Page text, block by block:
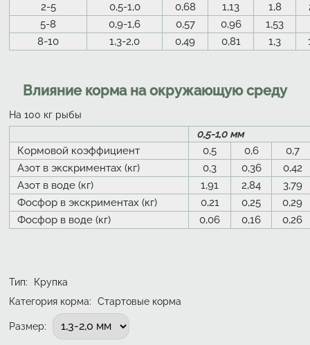
2-5 0,5-1,0 0,68 1,13 1,8
5-8
0,9-1,6 0,57 0,96
1,53
8-10
1,3-2,0 0,49 0,81 1,3
Влияние корма на окружающую среду
На 100 кг рыбы
0,5-1,0 мм
Кормовой коэффициент 0,5 0,6
0,7
Азот в экскриментах (кг)
0,3 0,36
0,42
Азот в воде (кг)
1,91 2,84
3,79
Фосфор в экскриментах (кг)
0,21 0,25
0,29
Фосфор в воде (кг)
0,06 0,16 0,26
Тип:
Крупка
Категория корма: Стартовые корма
Подобрать вариант
Размер: